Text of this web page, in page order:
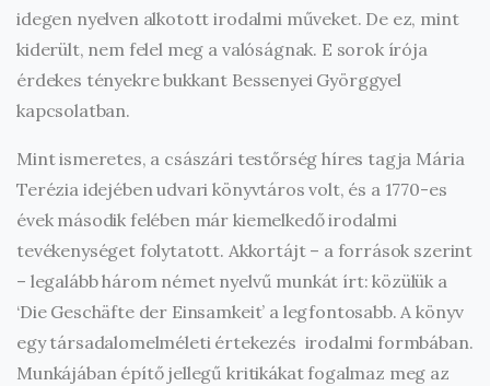
idegen nyelven alkotott irodalmi műveket. De ez, mint
kiderült, nem felel meg a valóságnak. E sorok írója
érdekes tényekre bukkant Bessenyei Györggyel
kapcsolatban.
Mint ismeretes, a császári testőrség híres tagja Mária
Terézia idejében udvari könyvtáros volt, és a 1770-es
évek második felében már kiemelkedő irodalmi
tevékenységet folytatott. Akkortájt – a források szerint
– legalább három német nyelvű munkát írt: közülük a
‘Die Geschäfte der Einsamkeit’ a legfontosabb. A könyv
egy társadalomelméleti értekezés irodalmi formbában.
Munkájában építő jellegű kritikákat fogalmaz meg az